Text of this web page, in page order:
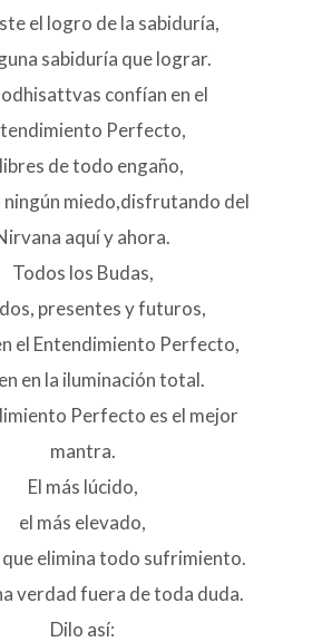
el logro de la sabiduría,
sabiduría que lograr.
confían en el
Perfecto,
de todo engaño,
ningún miedo,disfrutando del
aquí y ahora.
Todos los Budas,
presentes y futuros,
el Entendimiento Perfecto,
en la iluminación total.
Perfecto es el mejor
mantra.
El más lúcido,
el más elevado,
elimina todo sufrimiento.
verdad fuera de toda duda.
Dilo así: